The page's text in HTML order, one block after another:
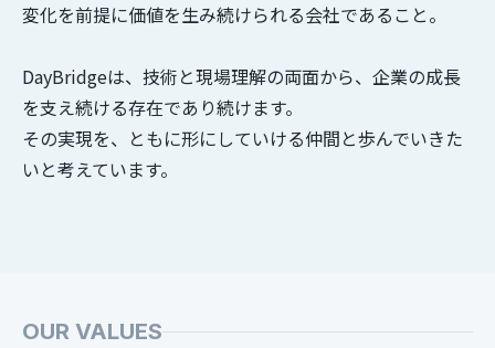
変化を前提に価値を生み続けられる会社であること。
DayBridgeは、技術と現場理解の両面から、企業の成長
を支え続ける存在であり続けます。
その実現を、ともに形にしていける仲間と歩んでいきた
いと考えています。
OUR VALUES